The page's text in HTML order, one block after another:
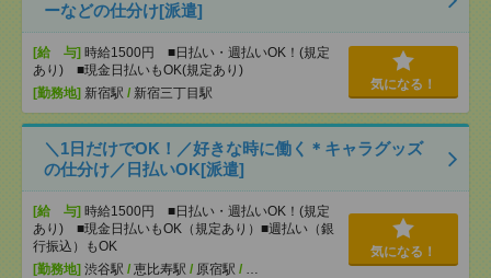
ーなどの仕分け[派遣]
[給 与] 時給1500円 ■日払い・週払いOK！(規定
あり) ■現金日払いもOK(規定あり)
[勤務地] 新宿駅 / 新宿三丁目駅
気になる！
＼1日だけでOK！／好きな時に働く＊キャラグッズ
の仕分け／日払いOK[派遣]
[給 与] 時給1500円 ■日払い・週払いOK！(規定
あり) ■現金日払いもOK（規定あり）■週払い（銀
行振込）もOK
[勤務地] 渋谷駅 / 恵比寿駅 / 原宿駅 / …
気になる！